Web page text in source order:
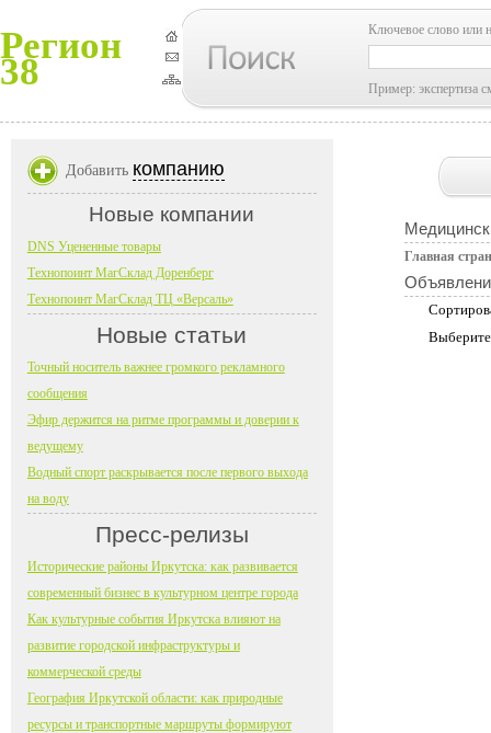
Регион
38
Ключевое слово или
Пример: экспертиза
Главная
Добавить компанию
Новые компании
DNS Уцененные товары
Технопоинт МагСклад Доренберг
Технопоинт МагСклад ТЦ «Версаль»
Новые статьи
Точный носитель важнее громкого рекламного
сообщения
Эфир держится на ритме программы и доверии к
ведущему
Водный спорт раскрывается после первого выхода
на воду
Пресс-релизы
Исторические районы Иркутска: как развивается
современный бизнес в культурном центре города
Как культурные события Иркутска влияют на
развитие городской инфраструктуры и
коммерческой среды
География Иркутской области: как природные
ресурсы и транспортные маршруты формируют